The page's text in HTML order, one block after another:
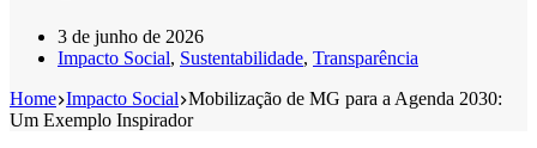
3 de junho de 2026
Impacto Social, Sustentabilidade, Transparência
Home Impacto Social Mobilização de MG para a Agenda 2030:
Um Exemplo Inspirador